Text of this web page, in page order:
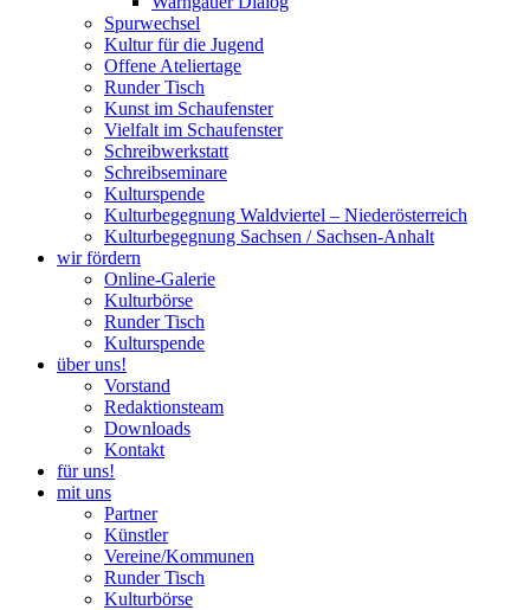
Spurwechsel
Kultur für die Jugend
Offene Ateliertage
Runder Tisch
Kunst im Schaufenster
Vielfalt im Schaufenster
Schreibwerkstatt
Schreibseminare
Kulturspende
Kulturbegegnung Waldviertel – Niederösterreich
Kulturbegegnung Sachsen / Sachsen-Anhalt
wir fördern
Online-Galerie
Kulturbörse
Runder Tisch
Kulturspende
über uns!
Vorstand
Redaktionsteam
Downloads
Kontakt
für uns!
mit uns
Partner
Künstler
Vereine/Kommunen
Runder Tisch
Kulturbörse